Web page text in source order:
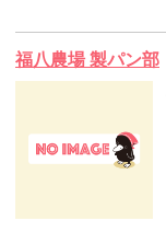
福八農場 製パン部